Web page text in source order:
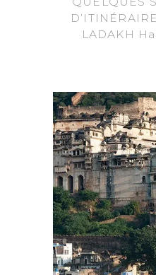
LADAKH